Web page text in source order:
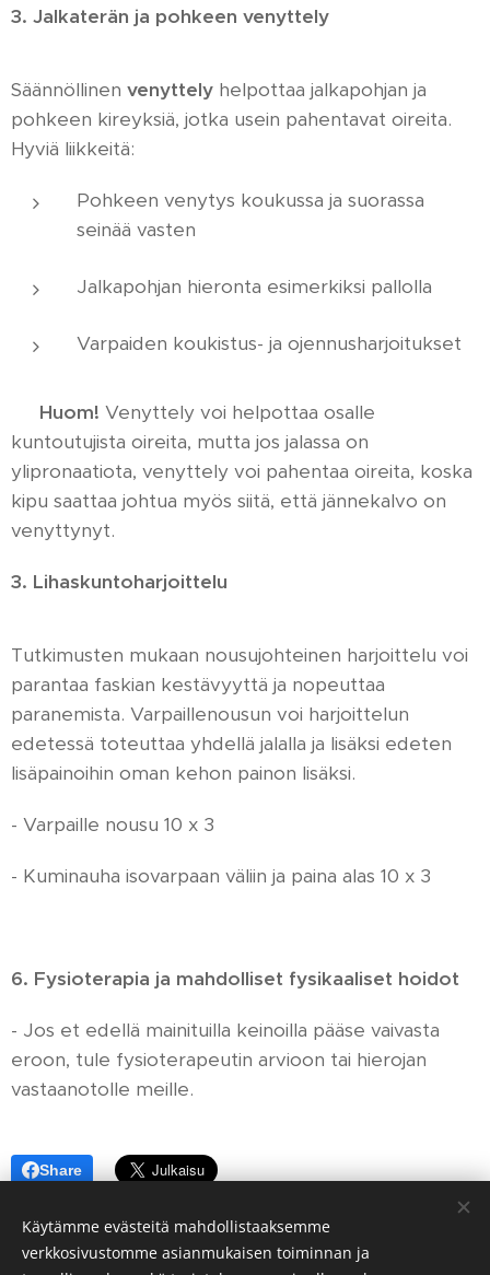
3. Jalkaterän ja pohkeen venyttely
Säännöllinen venyttely helpottaa jalkapohjan ja
pohkeen kireyksiä, jotka usein pahentavat oireita.
Hyviä liikkeitä:
Pohkeen venytys koukussa ja suorassa
seinää vasten
Jalkapohjan hieronta esimerkiksi pallolla
Varpaiden koukistus- ja ojennusharjoitukset
Huom! Venyttely voi helpottaa osalle
kuntoutujista oireita, mutta jos jalassa on
ylipronaatiota, venyttely voi pahentaa oireita, koska
kipu saattaa johtua myös siitä, että jännekalvo on
venyttynyt.
3. Lihaskuntoharjoittelu
Tutkimusten mukaan nousujohteinen harjoittelu voi
parantaa faskian kestävyyttä ja nopeuttaa
paranemista. Varpaillenousun voi harjoittelun
edetessä toteuttaa yhdellä jalalla ja lisäksi edeten
lisäpainoihin oman kehon painon lisäksi.
- Varpaille nousu 10 x 3
- Kuminauha isovarpaan väliin ja paina alas 10 x 3
6. Fysioterapia ja mahdolliset fysikaaliset hoidot
- Jos et edellä mainituilla keinoilla pääse vaivasta
eroon, tule fysioterapeutin arvioon tai hierojan
vastaanotolle meille.
Share
Käytämme evästeitä mahdollistaaksemme
verkkosivustomme asianmukaisen toiminnan ja